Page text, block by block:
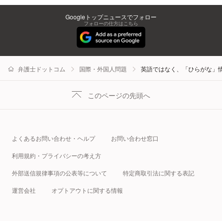
Googleトップニュースでフォロー
フォローの仕方はこちら
弁護士ドットコム 国際・外国人問題 英語ではなく、「ひらがな」
このページの先頭へ
よくあるお問い合わせ・ヘルプ お問い合わせ窓口
利用規約・プライバシーの考え方
外部送信規律事項の公表等について 特定商取引法に関する表記
運営会社 オプトアウトに関する情報